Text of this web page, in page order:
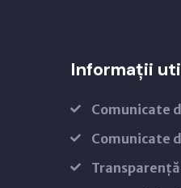
Informații
Comunicate
Comunicate